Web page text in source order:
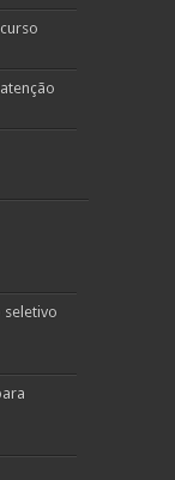
seletivo